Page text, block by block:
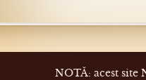
NOTĂ: acest site